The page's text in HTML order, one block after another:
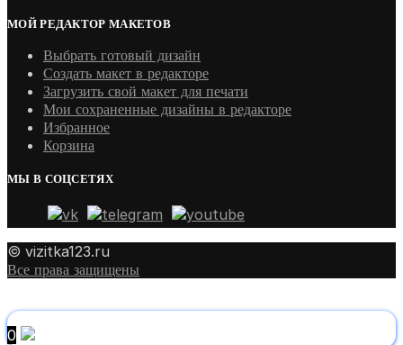
МОЙ РЕДАКТОР МАКЕТОВ
Выбрать готовый дизайн
Создать макет в редакторе
Загрузить свой макет для печати
Мои сохраненные дизайны в редакторе
Избранное
Корзина
МЫ В СОЦСЕТЯХ
© vizitka123.ru
Все права защищены
0